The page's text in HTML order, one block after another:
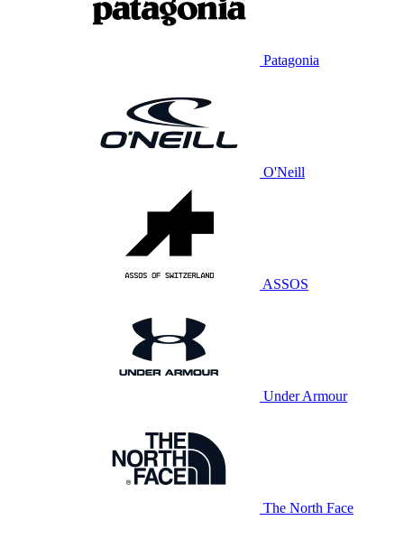
Patagonia
O'Neill
ASSOS
Under Armour
The North Face